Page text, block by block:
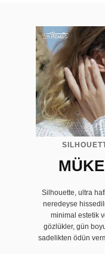
Silhouette, ultra
neredeyse
minimal estetik
gözlükler, gün
sadelikten ödün